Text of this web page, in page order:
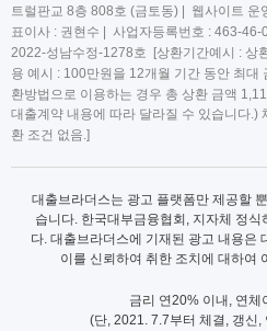
트럴판교 8층 808호 (금토동) | 웹사이트 운
표이사 : 권현수 | 사업자등록번호 : 463-
2022-성남수정-1278호 [상환기간예시 : 상
용 예시 : 100만원을 12개월 기간 동안 최
환방법으로 이용하는 경우 총 상환 금액
대출계약 내용에 따라 달라질 수 있습니다.)
환 조건 없음.]
대출브라더스는 광고 플랫폼만 제공할
습니다. 한국대부금융협회, 지자체 정식
다. 대출브라더스에 기재된 광고 내용은
이를 신뢰하여 취한 조치에 대하여
금리 연20% 이내, 연체
(단, 2021. 7.7부터 체결, 갱신,